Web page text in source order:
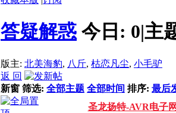
答疑解惑 今日: 0|主
版主: 北美海豹, 八斤, 枯恋凡尘, 小毛驴
返 回
新窗 筛选: 全部主题 全部时间 排序: 最后
圣龙扬特-AVR电子